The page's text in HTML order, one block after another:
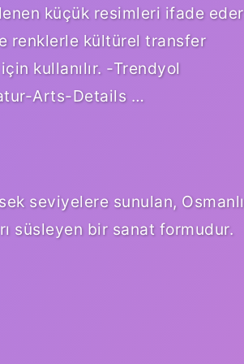
küçük resimleri ifade
renklerle kültürel transfer
kullanılır. -Trendyol
Arts-Details …
seviyelere sunulan, Osmanlı
süsleyen bir sanat formudur.